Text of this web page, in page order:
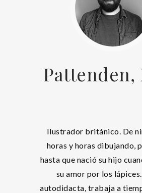
Pattenden,
Ilustrador británico. De
horas y horas dibujando,
hasta que nació su hijo
su amor por los
autodidacta, trabaja a